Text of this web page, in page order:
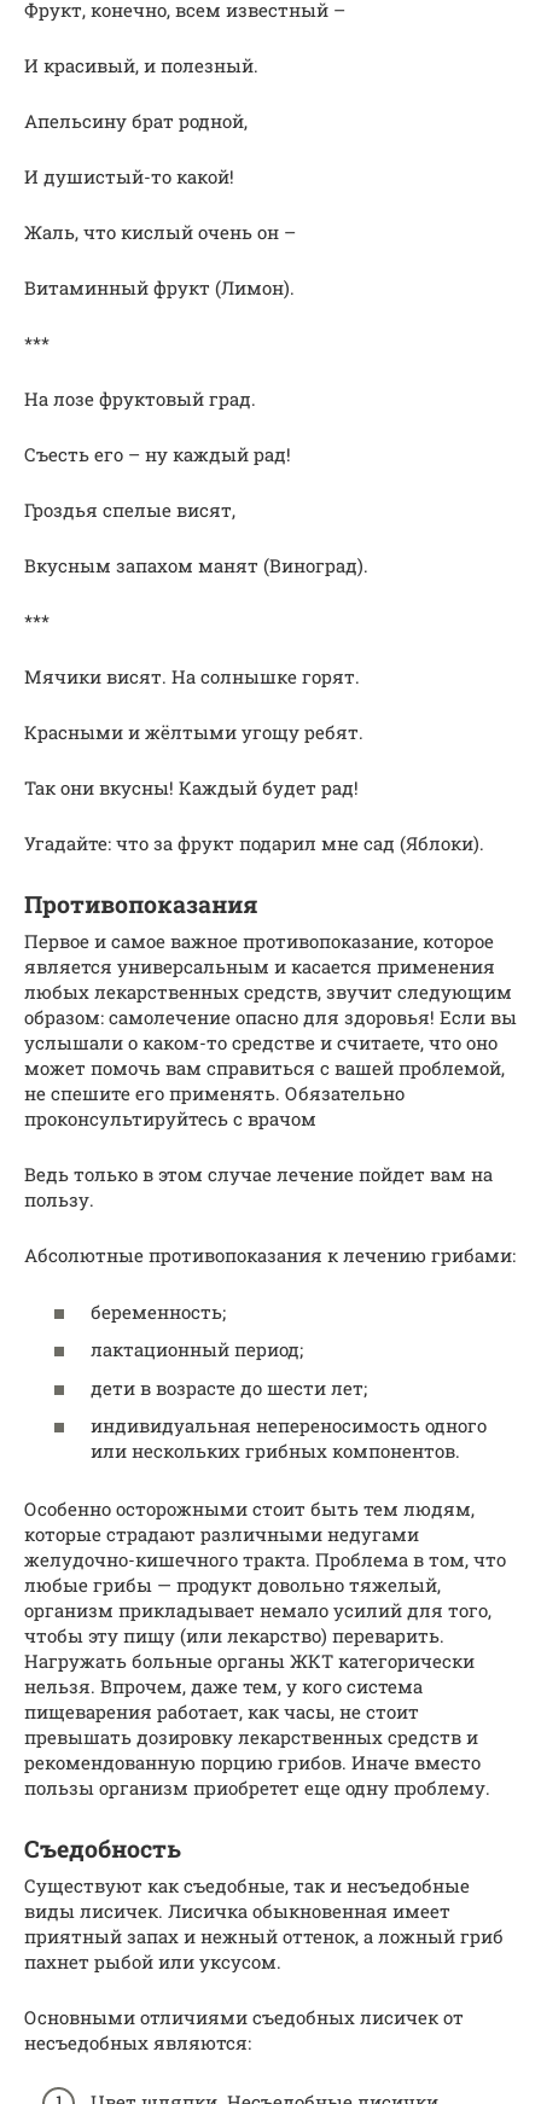
Фрукт, конечно, всем известный –
И красивый, и полезный.
Апельсину брат родной,
И душистый-то какой!
Жаль, что кислый очень он –
Витаминный фрукт (Лимон).
***
На лозе фруктовый град.
Съесть его – ну каждый рад!
Гроздья спелые висят,
Вкусным запахом манят (Виноград).
***
Мячики висят. На солнышке горят.
Красными и жёлтыми угощу ребят.
Так они вкусны! Каждый будет рад!
Угадайте: что за фрукт подарил мне сад (Яблоки).
Противопоказания
Первое и самое важное противопоказание, которое
является универсальным и касается применения
любых лекарственных средств, звучит следующим
образом: самолечение опасно для здоровья! Если вы
услышали о каком-то средстве и считаете, что оно
может помочь вам справиться с вашей проблемой,
не спешите его применять. Обязательно
проконсультируйтесь с врачом
Ведь только в этом случае лечение пойдет вам на
пользу.
Абсолютные противопоказания к лечению грибами:
беременность;
лактационный период;
дети в возрасте до шести лет;
индивидуальная непереносимость одного
или нескольких грибных компонентов.
Особенно осторожными стоит быть тем людям,
которые страдают различными недугами
желудочно-кишечного тракта. Проблема в том, что
любые грибы — продукт довольно тяжелый,
организм прикладывает немало усилий для того,
чтобы эту пищу (или лекарство) переварить.
Нагружать больные органы ЖКТ категорически
нельзя. Впрочем, даже тем, у кого система
пищеварения работает, как часы, не стоит
превышать дозировку лекарственных средств и
рекомендованную порцию грибов. Иначе вместо
пользы организм приобретет еще одну проблему.
Съедобность
Существуют как съедобные, так и несъедобные
виды лисичек. Лисичка обыкновенная имеет
приятный запах и нежный оттенок, а ложный гриб
пахнет рыбой или уксусом.
Основными отличиями съедобных лисичек от
несъедобных являются: